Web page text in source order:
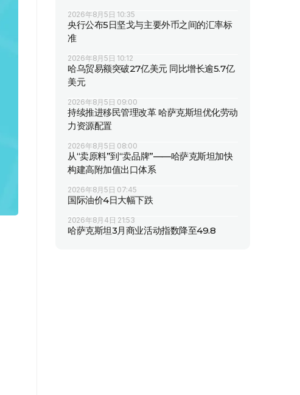
2026年8月5日 10:35
央行公布5日坚戈与主要外币之间的汇率标
准
2026年8月5日 10:12
哈乌贸易额突破27亿美元 同比增长逾5.7亿
美元
2026年8月5日 09:00
持续推进移民管理改革 哈萨克斯坦优化劳动
力资源配置
2026年8月5日 08:00
从“卖原料”到“卖品牌”——哈萨克斯坦加快
构建高附加值出口体系
2026年8月5日 07:45
国际油价4日大幅下跌
2026年8月4日 21:53
哈萨克斯坦3月商业活动指数降至49.8